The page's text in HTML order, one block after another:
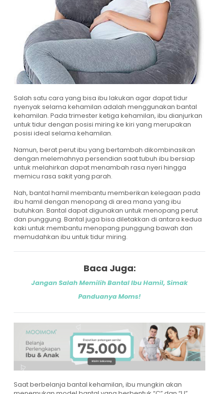
Salah satu cara yang bisa ibu lakukan agar dapat tidur
nyenyak selama kehamilan adalah menggunakan bantal
kehamilan. Pada trimester ketiga kehamilan, ibu dianjurkan
untuk tidur dengan posisi miring ke kiri yang merupakan
posisi ideal selama kehamilan.
Namun, berat perut ibu yang bertambah dikombinasikan
dengan melemahnya persendian saat tubuh ibu bersiap
untuk melahirkan dapat menambah rasa nyeri hingga
memicu rasa sakit yang parah.
Nah, bantal hamil membantu memberikan kelegaan pada
ibu hamil dengan menopang di area mana yang ibu
butuhkan. Bantal dapat digunakan untuk menopang perut
dan punggung. Bantal juga bisa diletakkan di antara kedua
kaki untuk membantu menopang punggung bawah dan
memudahkan ibu untuk tidur miring.
Baca Juga:
Jangan Salah Memilih Bantal Ibu Hamil, Simak
Panduanya Moms!
Saat berbelanja bantal kehamilan, ibu mungkin akan